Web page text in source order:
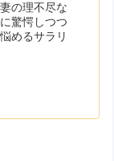
の理不尽な
驚愕しつつ
めるサラリ